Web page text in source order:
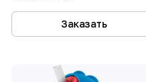
Заказать